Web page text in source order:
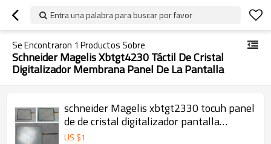
Entra una palabra para buscar por favor
Se Encontraron 1 Productos Sobre
Schneider Magelis Xbtgt4230 Táctil De Cristal
Digitalizador Membrana Panel De La Pantalla
schneider Magelis xbtgt2330 tocuh panel
de de cristal digitalizador pantalla
membrana
US $1